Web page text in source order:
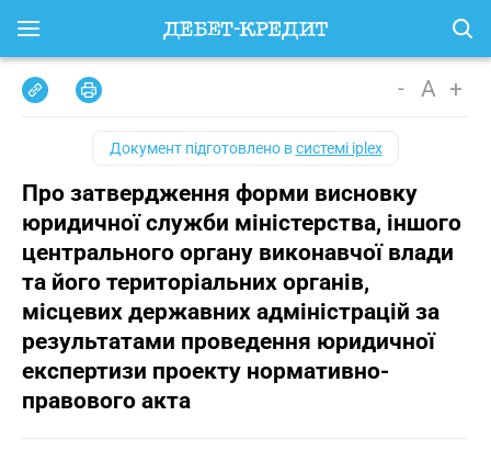
- A +
Документ підготовлено всистемі iplex
Про затвердження форми висновку
юридичної служби міністерства, іншого
центрального органу виконавчої влади
та його територіальних органів,
місцевих державних адміністрацій за
результатами проведення юридичної
експертизи проекту нормативно-
правового акта